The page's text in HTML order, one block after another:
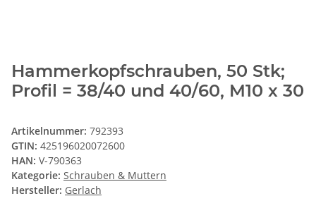
Hammerkopfschrauben, 50 Stk;
Profil = 38/40 und 40/60, M10 x 30
Artikelnummer: 792393
GTIN: 425196020072600
HAN: V-790363
Kategorie: Schrauben & Muttern
Hersteller: Gerlach